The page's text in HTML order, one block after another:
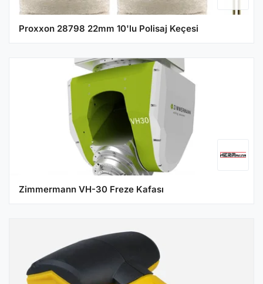
Proxxon 28798 22mm 10'lu Polisaj Keçesi
Zimmermann VH-30 Freze Kafası